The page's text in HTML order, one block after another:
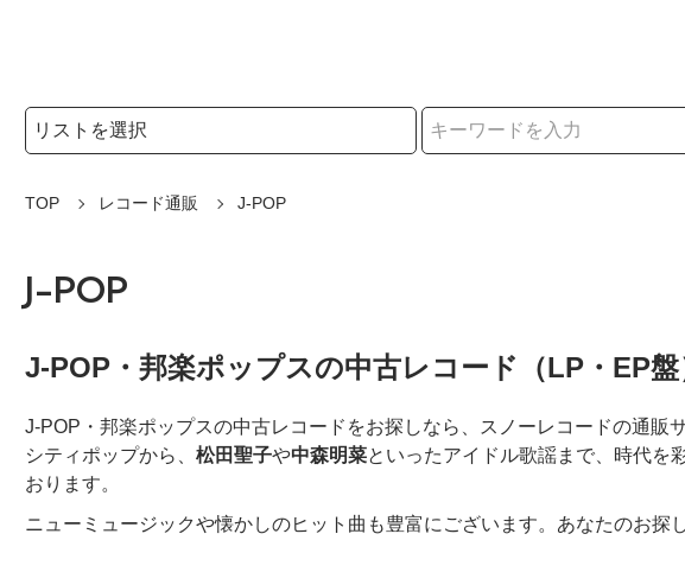
検索リストの選択
TOP レコード通販 J-POP
J-POP
J-POP・邦楽ポップスの中古レコード（LP・EP盤
J-POP・邦楽ポップスの中古レコードをお探しなら、スノーレコードの通販
シティポップから、 松田聖子や中森明菜といったアイドル歌謡まで、時代を
おります。
ニューミュージックや懐かしのヒット曲も豊富にございます。あなたのお探